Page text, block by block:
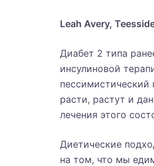
Leah Avery,
Диабет 2 типа
инсулиновой
пессимистический
расти, растут и
лечения этого
Диетические
на том, что мы